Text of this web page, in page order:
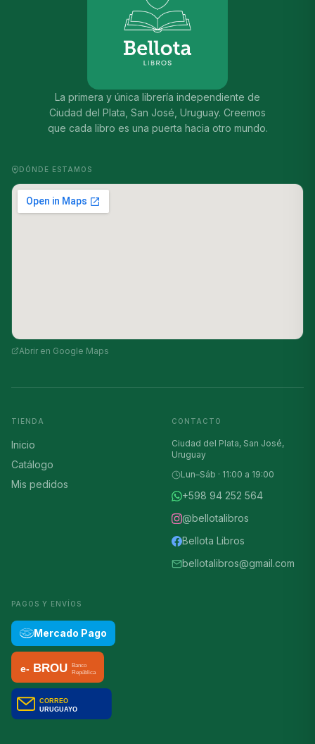
La primera y única librería independiente de
Ciudad del Plata, San José, Uruguay. Creemos
que cada libro es una puerta hacia otro mundo.
DÓNDE ESTAMOS
Abrir en Google Maps
TIENDA
Inicio
Catálogo
Mis pedidos
CONTACTO
Ciudad del Plata, San José,
Uruguay
Lun–Sáb · 11:00 a 19:00
+598 94 252 564
@bellotalibros
Bellota Libros
bellotalibros@gmail.com
PAGOS Y ENVÍOS
Mercado Pago